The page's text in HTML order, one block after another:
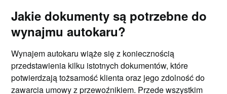
Jakie dokumenty są potrzebne do
wynajmu autokaru?
Wynajem autokaru wiąże się z koniecznością
przedstawienia kilku istotnych dokumentów, które
potwierdzają tożsamość klienta oraz jego zdolność do
zawarcia umowy z przewoźnikiem. Przede wszystkim